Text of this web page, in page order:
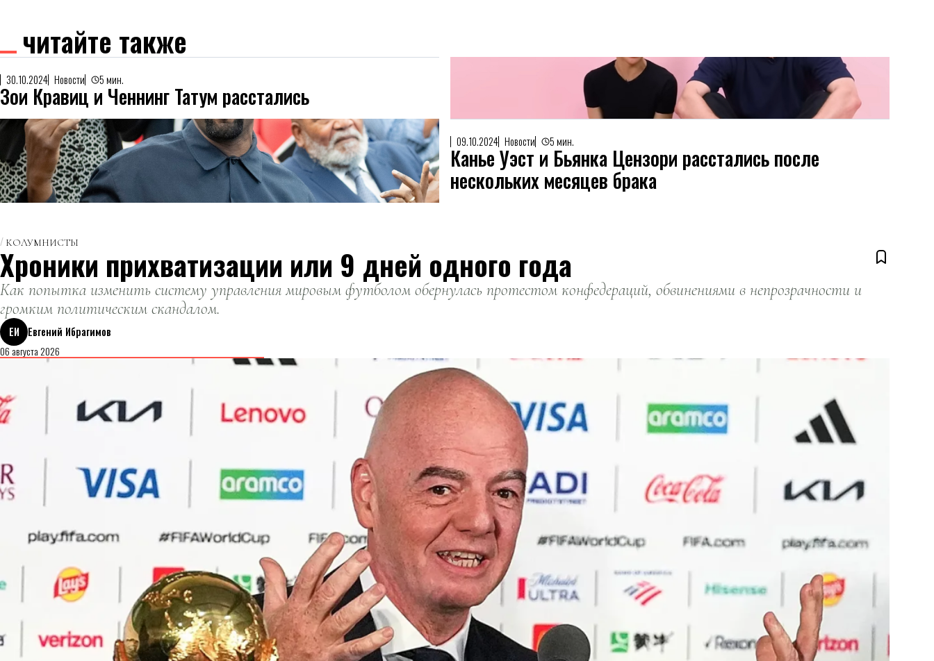
читайте также
30.10.2024 Новости 5 мин.
Зои Кравиц и Ченнинг Татум расстались
09.10.2024 Новости 5 мин.
Канье Уэст и Бьянка Цензори расстались после
нескольких месяцев брака
КОЛУМНИСТЫ
Хроники прихватизации или 9 дней одного года
Как попытка изменить систему управления мировым футболом обернулась протестом конфедераций, обвинениями в непрозрачности и
громким политическим скандалом.
ЕИ
Евгений Ибрагимов
06 августа 2026